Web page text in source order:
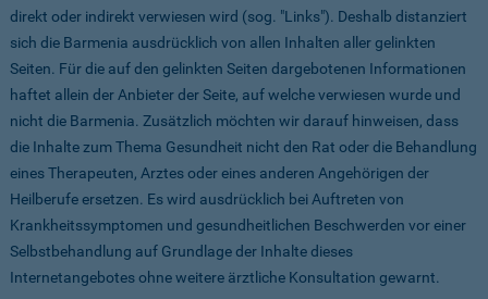
direkt oder indirekt verwiesen wird (sog. "Links"). Deshalb distanziert
sich die Barmenia ausdrücklich von allen Inhalten aller gelinkten
Seiten. Für die auf den gelinkten Seiten dargebotenen Informationen
haftet allein der Anbieter der Seite, auf welche verwiesen wurde und
nicht die Barmenia. Zusätzlich möchten wir darauf hinweisen, dass
die Inhalte zum Thema Gesundheit nicht den Rat oder die Behandlung
eines Therapeuten, Arztes oder eines anderen Angehörigen der
Heilberufe ersetzen. Es wird ausdrücklich bei Auftreten von
Krankheitssymptomen und gesundheitlichen Beschwerden vor einer
Selbstbehandlung auf Grundlage der Inhalte dieses
Internetangebotes ohne weitere ärztliche Konsultation gewarnt.